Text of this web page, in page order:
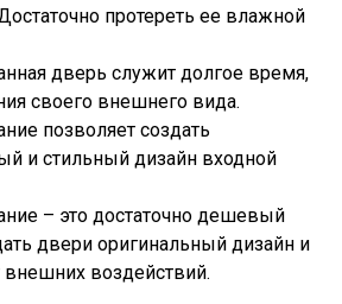
протереть ее влажной
дверь служит долгое время,
своего внешнего вида.
позволяет создать
и стильный дизайн входной
– это достаточно дешевый
двери оригинальный дизайн и
внешних воздействий.